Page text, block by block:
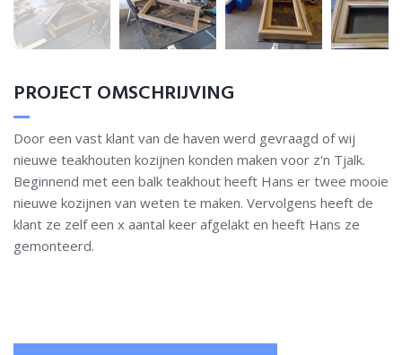
PROJECT OMSCHRIJVING
Door een vast klant van de haven werd gevraagd of wij
nieuwe teakhouten kozijnen konden maken voor z'n Tjalk.
Beginnend met een balk teakhout heeft Hans er twee mooie
nieuwe kozijnen van weten te maken. Vervolgens heeft de
klant ze zelf een x aantal keer afgelakt en heeft Hans ze
gemonteerd.